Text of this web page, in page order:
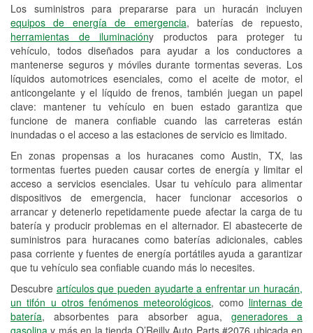
Los suministros para prepararse para un huracán incluyen
equipos de energía de emergencia, baterías de repuesto,
herramientas de iluminacióny productos para proteger tu
vehículo, todos diseñados para ayudar a los conductores a
mantenerse seguros y móviles durante tormentas severas. Los
líquidos automotrices esenciales, como el aceite de motor, el
anticongelante y el líquido de frenos, también juegan un papel
clave: mantener tu vehículo en buen estado garantiza que
funcione de manera confiable cuando las carreteras están
inundadas o el acceso a las estaciones de servicio es limitado.
En zonas propensas a los huracanes como Austin, TX, las
tormentas fuertes pueden causar cortes de energía y limitar el
acceso a servicios esenciales. Usar tu vehículo para alimentar
dispositivos de emergencia, hacer funcionar accesorios o
arrancar y detenerlo repetidamente puede afectar la carga de tu
batería y producir problemas en el alternador. El abastecerte de
suministros para huracanes como baterías adicionales, cables
pasa corriente y fuentes de energía portátiles ayuda a garantizar
que tu vehículo sea confiable cuando más lo necesites.
Descubre artículos que pueden ayudarte a enfrentar un huracán,
un tifón u otros fenómenos meteorológicos, como linternas de
batería, absorbentes para absorber agua, generadores a
gasolina y más en la tienda O’Reilly Auto Parts #2076 ubicada en
Reciclaje de baterías y aceite
Instalación de bombillas de faros
Instalación de limpiaparabrisas
Programa de Préstamo de
Herramientas
Rectificación de tambores y discos de
freno
Hurricane Supplies
Tornado Supplies
Conoce más
Idiomas adicionales
Español